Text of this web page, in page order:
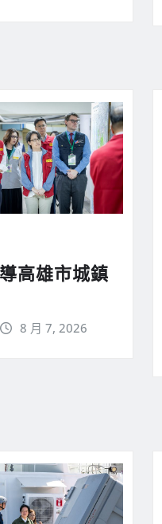
高雄市城鎮
8 月 7, 2026